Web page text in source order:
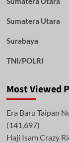
Sumatera Utara
Surabaya
TNI/POLRI
Most Viewed
Era Baru Taipan
(141,697)
Haji Isam Crazy